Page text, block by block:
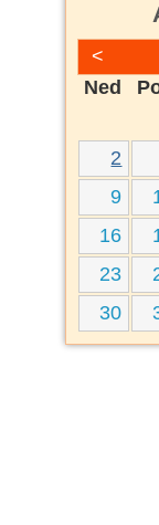
<
Ned
2
9
16
23
30